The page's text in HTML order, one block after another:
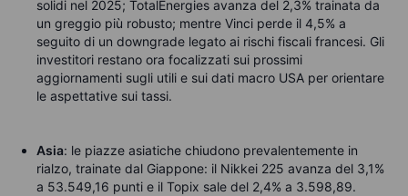
solidi nel 2025; TotalEnergies avanza del 2,3% trainata da
un greggio più robusto; mentre Vinci perde il 4,5% a
seguito di un downgrade legato ai rischi fiscali francesi. Gli
investitori restano ora focalizzati sui prossimi
aggiornamenti sugli utili e sui dati macro USA per orientare
le aspettative sui tassi.
Asia: le piazze asiatiche chiudono prevalentemente in
rialzo, trainate dal Giappone: il Nikkei 225 avanza del 3,1%
a 53.549,16 punti e il Topix sale del 2,4% a 3.598,89.